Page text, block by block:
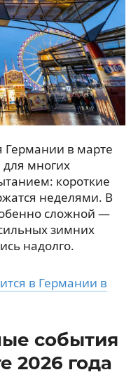
в марте
многих
короткие
неделями. В
сложной —
зимних
надолго.
в Германии в
события
2026 года